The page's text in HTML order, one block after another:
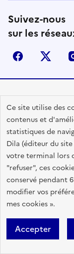
Ce site utilise des
contenus et
statistiques de
Dila (éditeur du
votre terminal lors
"refuser", ces
conservé pendant
modifier vos
mes cookies ».
Accepter
Suivez-nous
sur les
facebook X
Lettres d'information
Espace Presse
Utiliser nos contenus
Flux RSS
Travailler avec Vie
Glossaire